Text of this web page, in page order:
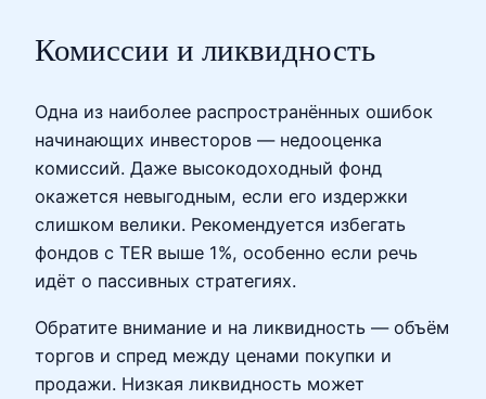
Комиссии и ликвидность
Одна из наиболее распространённых ошибок
начинающих инвесторов — недооценка
комиссий. Даже высокодоходный фонд
окажется невыгодным, если его издержки
слишком велики. Рекомендуется избегать
фондов с TER выше 1%, особенно если речь
идёт о пассивных стратегиях.
Обратите внимание и на ликвидность — объём
торгов и спред между ценами покупки и
продажи. Низкая ликвидность может